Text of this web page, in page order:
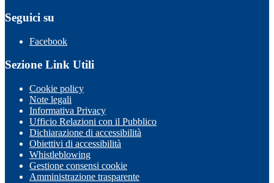
Seguici su
Facebook
Sezione Link Utili
Cookie policy
Note legali
Informativa Privacy
Ufficio Relazioni con il Pubblico
Dichiarazione di accessibilità
Obiettivi di accessibilità
Whistleblowing
Gestione consensi cookie
Amministrazione trasparente